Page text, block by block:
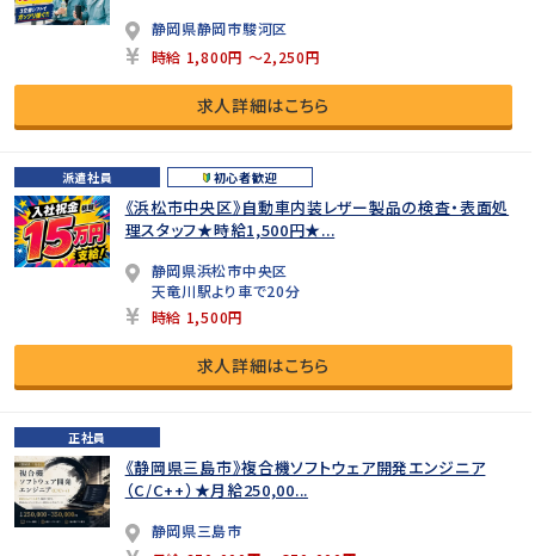
静岡県静岡市駿河区
時給 1,800円 ～2,250円
求人詳細はこちら
派遣社員 初心者歓迎
《浜松市中央区》自動車内装レザー製品の検査・表面処
理スタッフ★時給1,500円★...
静岡県浜松市中央区
天竜川駅より車で20分
時給 1,500円
求人詳細はこちら
正社員
《静岡県三島市》複合機ソフトウェア開発エンジニア
（C/C++）★月給250,00...
静岡県三島市